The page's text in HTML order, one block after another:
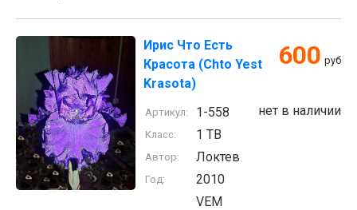
Ирис Что Есть
Красота (Chto Yest
Krasota)
600 руб
нет в наличии
Артикул: 1-558
Класс: 1 TB
Автор: Локтев
Год: 2010
VEM